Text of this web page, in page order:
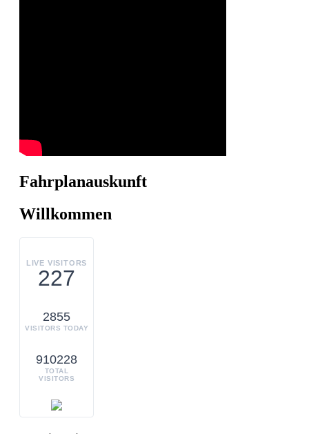
Fahrplanauskunft
Willkommen
LIVE VISITORS
227
2855
VISITORS TODAY
910228
TOTAL
VISITORS